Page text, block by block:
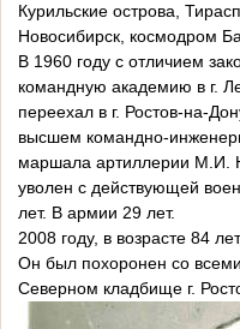
Курильские острова,
Новосибирск, космодром
В 1960 году с отличием
командную академию в г.
переехал в г. Ростов-на-
высшем командно-
маршала артиллерии М.И.
уволен с действующей
лет. В армии 29 лет.
2008 году, в возрасте 84
Он был похоронен со
Северном кладбище г.